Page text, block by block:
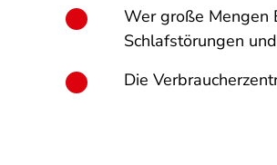
Wer große Mengen
Schlafstörungen
Die